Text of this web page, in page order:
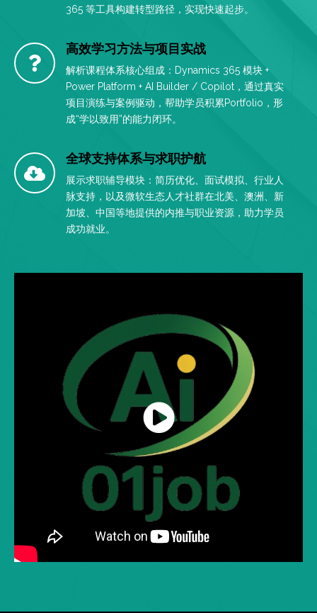
365 等工具构建转型路径，实现快速起步。
高效学习方法与项目实战
解析课程体系核心组成：Dynamics 365 模块 +
Power Platform + AI Builder / Copilot，通过真实
项目演练与案例驱动，帮助学员积累Portfolio，形
成“学以致用”的能力闭环。
全球支持体系与求职护航
展示求职辅导模块：简历优化、面试模拟、行业人
脉支持，以及微软生态人才社群在北美、澳洲、新
加坡、中国等地提供的内推与职业资源，助力学员
成功就业。